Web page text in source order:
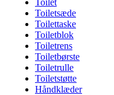
Toilet
Toiletsæde
Toilettaske
Toiletblok
Toiletrens
Toiletbørste
Toiletrulle
Toiletstøtte
Håndklæder